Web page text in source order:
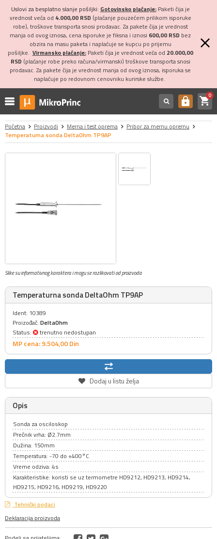
Uslovi za besplatno slanje pošiljki: Gotovinsko plaćanje:Paketi čija je
vrednost veća od 4.000,00 RSD (plaćanje pouzećem prilikom isporuke
robe), troškove transporta snosi prodavac. Za pakete čija je vrednost
manja od ovog iznosa, cena isporuke je fiksna i iznosi 600,00 RSD bez
obzira na masu paketa i naplaćuje se kupcu po prijemu
pošiljke. Virmansko plaćanje:Paketi čija je vrednost veća od 20.000,00
RSD (plaćanje robe preko računa/virmanski) troškove transporta snosi
prodavac. Za pakete čija je vrednost manja od ovog iznosa, isporuka se
naplaćuje po redovnom cenovniku kurirske službe.
https shopping_cart0
Početna Proizvodi Merna i test oprema
Pribor za mernu opremu
Temperaturna sonda DeltaOhm TP9AP
Slike su informativnog karaktera i mogu se razlikovati od proizvoda
Temperaturna sonda DeltaOhm TP9AP
Ident: 10389
Proizođač: DeltaOhm
Status:
trenutno nedostupan
MP cena: 9.504,00Din
Dodaj u listu želja
Opis
Sonda za osciloskop
Prečnik vrha: Ø2.7mm
Dužina: 150mm
Temperatura: -70 do +400°C
Vreme odziva: 4s
Karakteristike: koristi se uz termometre HD9212, HD9213, HD9214,
HD9215, HD9216, HD9219, HD9220
Tehnički podaci
Deklaracija proizvoda